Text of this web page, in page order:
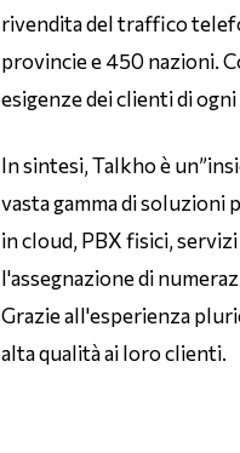
rivendita del traffico
provincie e 450 nazioni.
esigenze dei clienti di
In sintesi, Talkho è
vasta gamma di soluzioni
in cloud, PBX fisici,
l'assegnazione di
Grazie all'esperienza
alta qualità ai loro clienti.